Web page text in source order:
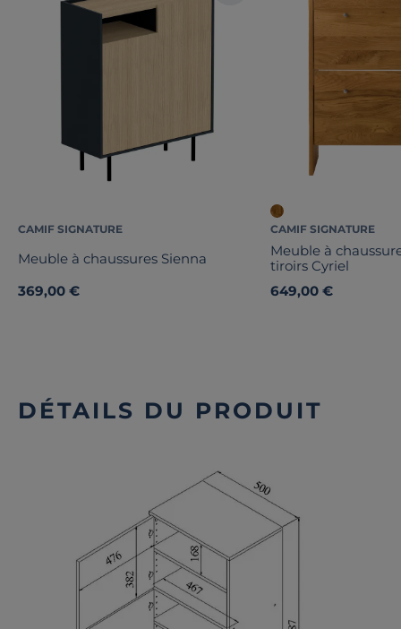
CAMIF SIGNATURE
Meuble à chaussures Sienna
369,00 €
CAMIF SIGNATURE
Meuble à
tiroirs Cyriel
649,00 €
DÉTAILS DU PRODUIT